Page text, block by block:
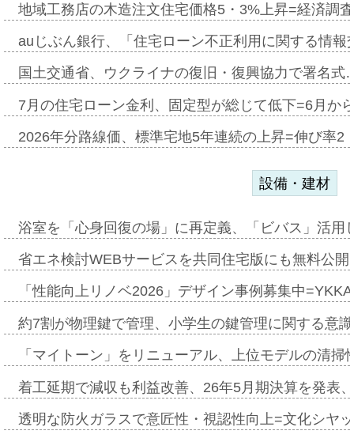
地域工務店の木造注文住宅価格5・3%上昇=経済調
auじぶん銀行、「住宅ローン不正利用に関する情
国土交通省、ウクライナの復旧・復興協力で署名
7月の住宅ローン金利、固定型が総じて低下=6月か
2026年分路線価、標準宅地5年連続の上昇=伸び率
設備・建材
浴室を「心身回復の場」に再定義、「ビバス」活
省エネ検討WEBサービスを共同住宅版にも無料公
「性能向上リノベ2026」デザイン事例募集中
約7割が物理鍵で管理、小学生の鍵管理に関する意
「マイトーン」をリニューアル、上位モデルの清
着工延期で減収も利益改善、26年5月期決算を発表
透明な防火ガラスで意匠性・視認性向上=文化シヤ